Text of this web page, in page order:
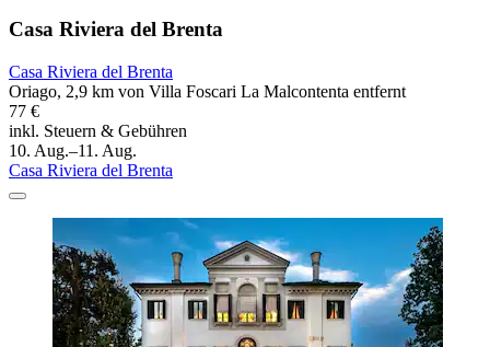
Casa Riviera del Brenta
Casa Riviera del Brenta
Oriago, 2,9 km von Villa Foscari La Malcontenta entfernt
77 €
inkl. Steuern & Gebühren
10. Aug.–11. Aug.
Casa Riviera del Brenta